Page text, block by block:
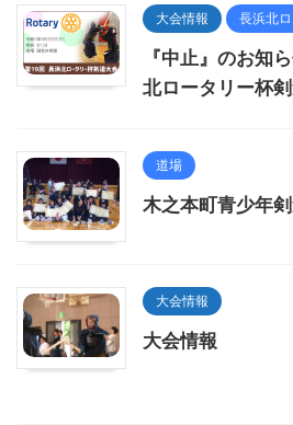
大会情報 長浜北
『中止』のお知
北ロータリー杯剣
道場
木之本町青少年
大会情報
大会情報